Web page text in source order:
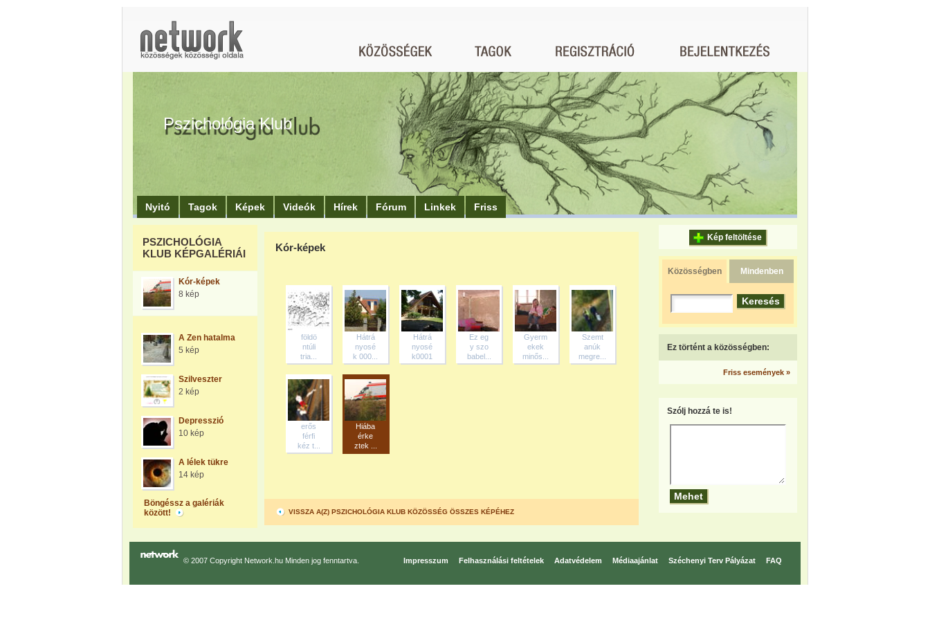
Pszichológia Klub
Nyitó Tagok Képek Videók Hírek Fórum Linkek Friss
PSZICHOLÓGIA
KLUB KÉPGALÉRIÁI
Kór-képek
8 kép
A Zen hatalma
5 kép
Szilveszter
2 kép
Depresszió
10 kép
A lélek tükre
14 kép
Böngéssz a galériák
között!
Kór-képek
földö
ntúli
tria...
Hátrá
nyosé
k 000...
Hátrá
nyosé
k0001
Ez eg
y szo
babel...
Gyerm
ekek
minős...
Szemt
anúk
megre...
erős
férfi
kéz t...
Hiába
érke
ztek ...
VISSZA A(Z) PSZICHOLÓGIA KLUB KÖZÖSSÉG ÖSSZES KÉPÉHEZ
Kép feltöltése
Közösségben Mindenben
Ez történt a közösségben:
Friss események »
Szólj hozzá te is!
© 2007 Copyright Network.hu Minden jog fenntartva. Impresszum Felhasználási feltételek Adatvédelem Médiaajánlat Széchenyi Terv Pályázat FAQ